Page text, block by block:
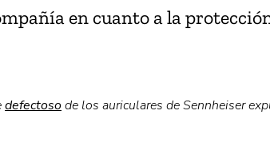
en cuanto a la
defectosode los auriculares de Sennheiser